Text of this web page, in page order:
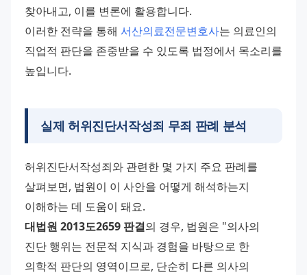
찾아내고, 이를 변론에 활용합니다.
이러한 전략을 통해 서산의료전문변호사는 의료인의
직업적 판단을 존중받을 수 있도록 법정에서 목소리를
높입니다.
실제 허위진단서작성죄 무죄 판례 분석
허위진단서작성죄와 관련한 몇 가지 주요 판례를
살펴보면, 법원이 이 사안을 어떻게 해석하는지
이해하는 데 도움이 돼요.
대법원 2013도2659 판결의 경우, 법원은 "의사의
진단 행위는 전문적 지식과 경험을 바탕으로 한
의학적 판단의 영역이므로, 단순히 다른 의사의